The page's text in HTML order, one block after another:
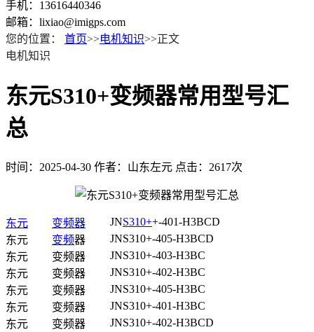
手机：13616440346
邮箱：lixiao@imigps.com
您的位置：
首页>>电机知识>>正文
电机知识
东元S310+变频器常用型号汇
总
时间：2025-04-30 作者：山东左元 点击：2617次
东元 变频器 JNS310++-401-H3BCD
东元
变频器
JNS310+-405-H3BCD
东元
变频器
JNS310+-403-H3BC
东元
变频器
JNS310+-402-H3BC
东元
变频器
JNS310+-405-H3BC
东元
变频器
JNS310+-401-H3BC
东元
变频器
JNS310+-402-H3BCD